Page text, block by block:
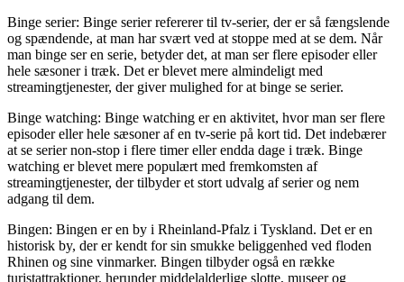
Binge serier: Binge serier refererer til tv-serier, der er så fængslende
og spændende, at man har svært ved at stoppe med at se dem. Når
man binge ser en serie, betyder det, at man ser flere episoder eller
hele sæsoner i træk. Det er blevet mere almindeligt med
streamingtjenester, der giver mulighed for at binge se serier.
Binge watching: Binge watching er en aktivitet, hvor man ser flere
episoder eller hele sæsoner af en tv-serie på kort tid. Det indebærer
at se serier non-stop i flere timer eller endda dage i træk. Binge
watching er blevet mere populært med fremkomsten af
streamingtjenester, der tilbyder et stort udvalg af serier og nem
adgang til dem.
Bingen: Bingen er en by i Rheinland-Pfalz i Tyskland. Det er en
historisk by, der er kendt for sin smukke beliggenhed ved floden
Rhinen og sine vinmarker. Bingen tilbyder også en række
turistattraktioner, herunder middelalderlige slotte, museer og